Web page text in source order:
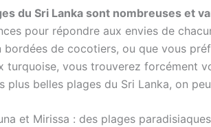
du Sri Lanka sont nombreuses et
pour répondre aux envies de
bordées de cocotiers, ou que vous
turquoise, vous trouverez forcément
plus belles plages du Sri Lanka, on
et Mirissa : des plages